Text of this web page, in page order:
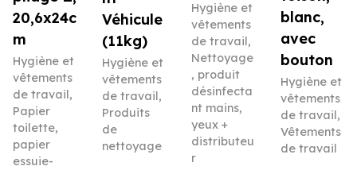
20,6x24c
m
Hygiène et
vêtements
de travail ,
Papier
toilette,
papier
essuie-
Véhicule
(11kg)
Hygiène et
vêtements
de travail,
Produits
de
nettoyage
Hygiène et
vêtements
de travail,
Nettoyage
, produit
désinfecta
nt mains,
yeux +
distributeu
r
blanc,
avec
bouton
Hygiène et
vêtements
de travail,
Vêtements
de travail